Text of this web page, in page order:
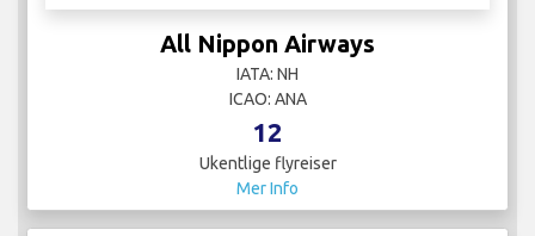
All Nippon Airways
IATA: NH
ICAO: ANA
12
Ukentlige flyreiser
Mer Info